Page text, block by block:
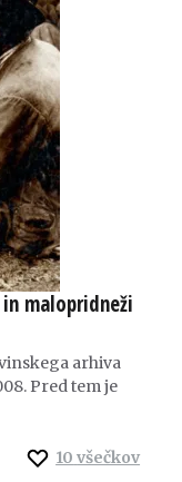
malopridneži
arhiva
Pred tem je
10 všečkov